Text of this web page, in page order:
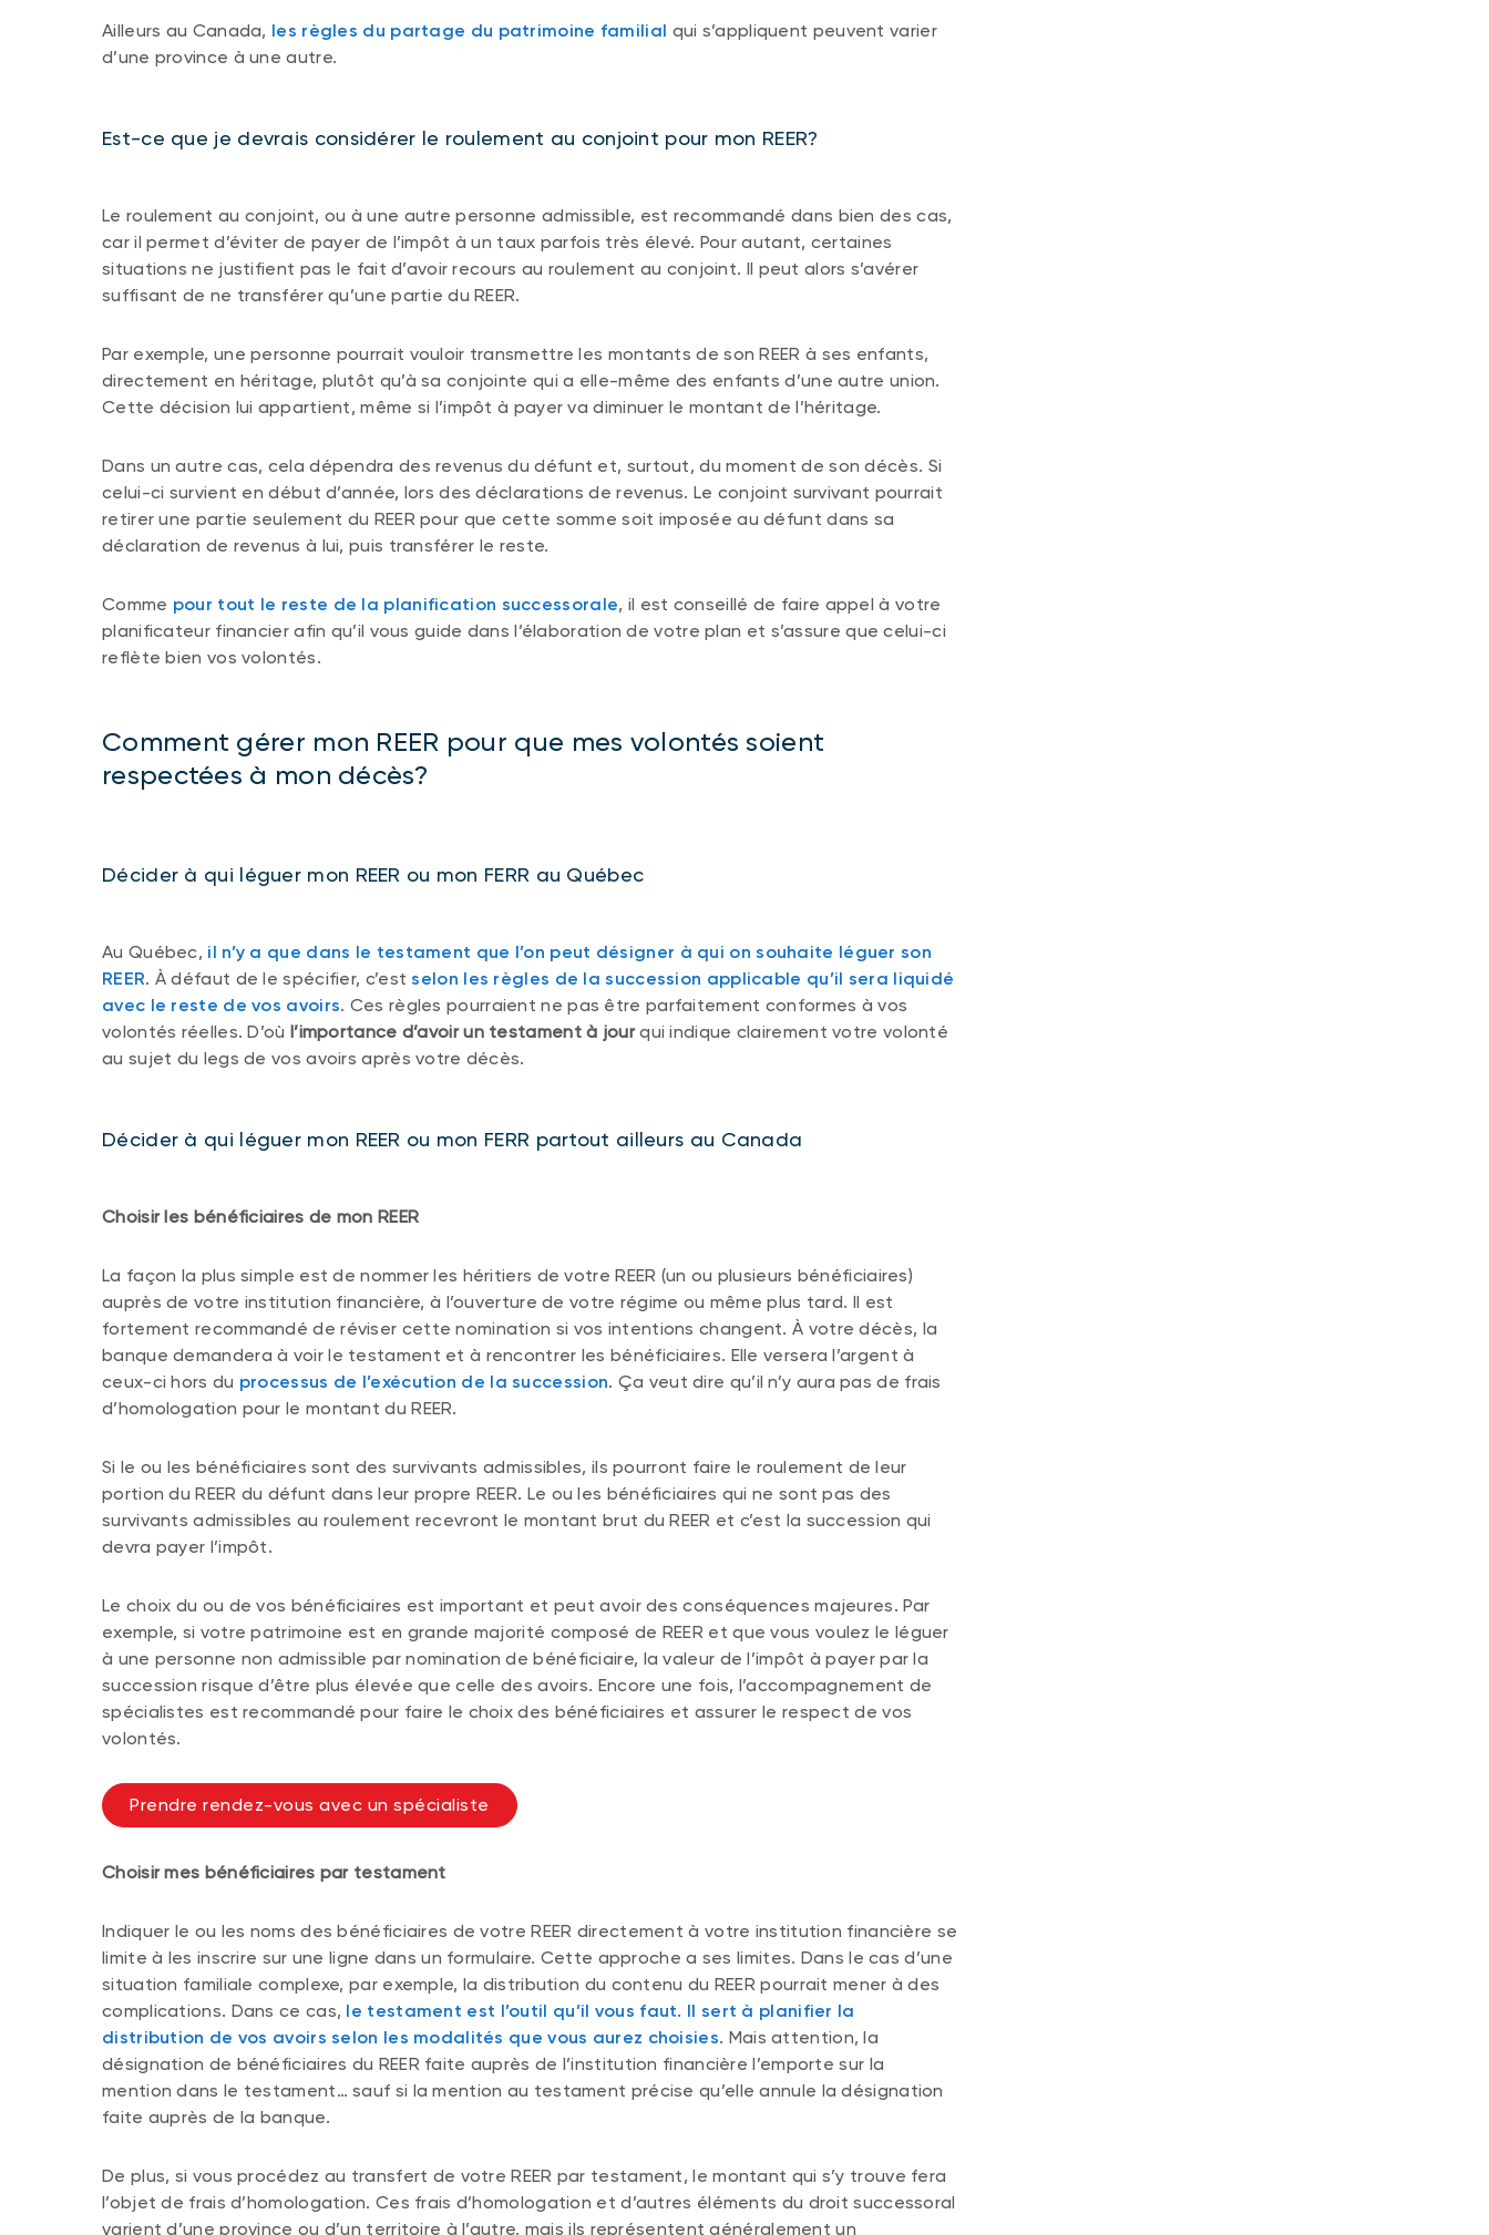
Ailleurs au Canada, les règles du partage du patrimoine familial qui s’appliquent peuvent varier
d’une province à une autre.
Est-ce que je devrais considérer le roulement au conjoint pour mon REER?
Le roulement au conjoint, ou à une autre personne admissible, est recommandé dans bien des cas,
car il permet d’éviter de payer de l’impôt à un taux parfois très élevé. Pour autant, certaines
situations ne justifient pas le fait d’avoir recours au roulement au conjoint. Il peut alors s’avérer
suffisant de ne transférer qu’une partie du REER.
Par exemple, une personne pourrait vouloir transmettre les montants de son REER à ses enfants,
directement en héritage, plutôt qu’à sa conjointe qui a elle-même des enfants d’une autre union.
Cette décision lui appartient, même si l’impôt à payer va diminuer le montant de l’héritage.
Dans un autre cas, cela dépendra des revenus du défunt et, surtout, du moment de son décès. Si
celui-ci survient en début d’année, lors des déclarations de revenus. Le conjoint survivant pourrait
retirer une partie seulement du REER pour que cette somme soit imposée au défunt dans sa
déclaration de revenus à lui, puis transférer le reste.
Comme pour tout le reste de la planification successorale, il est conseillé de faire appel à votre
planificateur financier afin qu’il vous guide dans l’élaboration de votre plan et s’assure que celui-ci
reflète bien vos volontés.
Comment gérer mon REER pour que mes volontés soient
respectées à mon décès?
Décider à qui léguer mon REER ou mon FERR au Québec
Au Québec, il n’y a que dans le testament que l’on peut désigner à qui on souhaite léguer son
REER. À défaut de le spécifier, c’est selon les règles de la succession applicable qu’il sera liquidé
avec le reste de vos avoirs. Ces règles pourraient ne pas être parfaitement conformes à vos
volontés réelles. D’où l’importance d’avoir un testament à jourqui indique clairement votre volonté
au sujet du legs de vos avoirs après votre décès.
Décider à qui léguer mon REER ou mon FERR partout ailleurs au Canada
Choisir les bénéficiaires de mon REER
La façon la plus simple est de nommer les héritiers de votre REER (un ou plusieurs bénéficiaires)
auprès de votre institution financière, à l’ouverture de votre régime ou même plus tard. Il est
fortement recommandé de réviser cette nomination si vos intentions changent. À votre décès, la
banque demandera à voir le testament et à rencontrer les bénéficiaires. Elle versera l’argent à
ceux-ci hors du processus de l’exécution de la succession. Ça veut dire qu’il n’y aura pas de frais
d’homologation pour le montant du REER.
Si le ou les bénéficiaires sont des survivants admissibles, ils pourront faire le roulement de leur
portion du REER du défunt dans leur propre REER. Le ou les bénéficiaires qui ne sont pas des
survivants admissibles au roulement recevront le montant brut du REER et c’est la succession qui
devra payer l’impôt.
Le choix du ou de vos bénéficiaires est important et peut avoir des conséquences majeures. Par
exemple, si votre patrimoine est en grande majorité composé de REER et que vous voulez le léguer
à une personne non admissible par nomination de bénéficiaire, la valeur de l’impôt à payer par la
succession risque d’être plus élevée que celle des avoirs. Encore une fois, l’accompagnement de
spécialistes est recommandé pour faire le choix des bénéficiaires et assurer le respect de vos
volontés.
Prendre rendez-vous avec un spécialiste
Choisir mes bénéficiaires par testament
Indiquer le ou les noms des bénéficiaires de votre REER directement à votre institution financière se
limite à les inscrire sur une ligne dans un formulaire. Cette approche a ses limites. Dans le cas d’une
situation familiale complexe, par exemple, la distribution du contenu du REER pourrait mener à des
complications. Dans ce cas, le testament est l’outil qu’il vous faut. Il sert à planifier la
distribution de vos avoirs selon les modalités que vous aurez choisies. Mais attention, la
désignation de bénéficiaires du REER faite auprès de l’institution financière l’emporte sur la
mention dans le testament… sauf si la mention au testament précise qu’elle annule la désignation
faite auprès de la banque.
De plus, si vous procédez au transfert de votre REER par testament, le montant qui s’y trouve fera
l’objet de frais d’homologation. Ces frais d’homologation et d’autres éléments du droit successoral
varient d’une province ou d’un territoire à l’autre, mais ils représentent généralement un